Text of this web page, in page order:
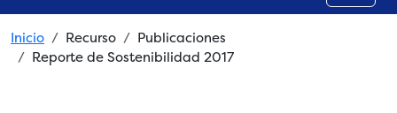
Breadcrumb
Inicio Recurso
Publicaciones
Reporte de Sostenibilidad 2017